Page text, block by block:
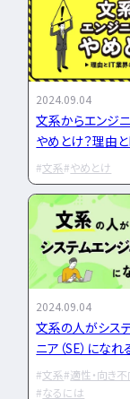
開発エンジ
IT業界
エンジニア
タグから
フルスタッ
JSTQB
オラクルマ
C言語
Azure
CCNP
プロジェク
ホワイト企
エン
何のエン
エンジニ
企業
どんな求人
企業選び
転職の軸
応
エンジニ
エンジニ
ポートフォ
2024.09.04
文系からエンジ
やめとけ？理由
ついて解説
文系 やめとけ
2024.09.04
文系の人がシス
ニア（SE）になれ
を解説
文系 適性・向き不
なるには